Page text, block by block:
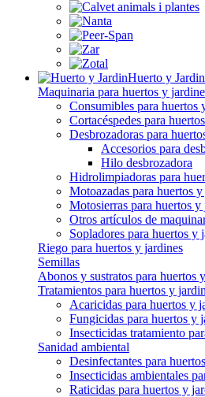
Huerto y Jardin
Maquinaria para huertos y
Consumibles para huertos
Cortacéspedes para
Desbrozadoras para
Accesorios para
Hilo desbrozadora
Hidrolimpiadoras para
Motoazadas para huertos
Motosierras para huertos y
Otros artículos de
Sopladores para huertos y
Riego para huertos y jardines
Semillas
Abonos y sustratos para huertos
Tratamientos para huertos y
Acaricidas para huertos y
Fungicidas para huertos y
Insecticidas tratamiento
Sanidad ambiental
Desinfectantes para
Insecticidas ambientales
Raticidas para huertos y